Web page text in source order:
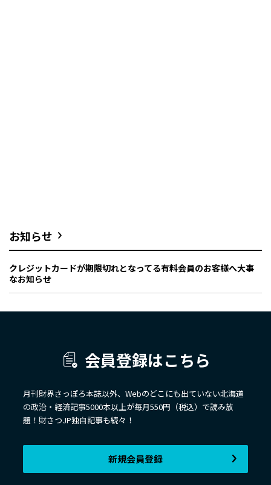
お知らせ
クレジットカードが期限切れとなってる有料会員のお客様へ大事
なお知らせ
会員登録はこちら
月刊財界さっぽろ本誌以外、Webのどこにも出ていない北海道
の政治・経済記事5000本以上が毎月550円（税込）で読み放
題！財さつJP独自記事も続々！
新規会員登録